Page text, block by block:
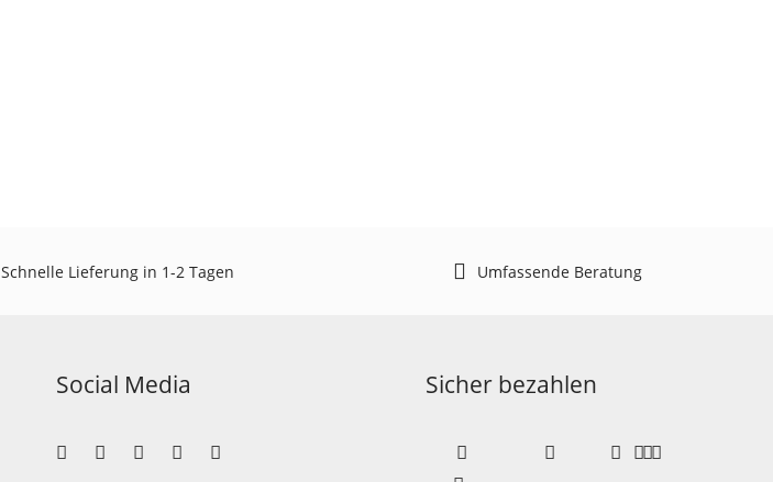
Schnelle Lieferung in 1-2 Tagen Umfassende Beratung
Social Media Sicher bezahlen